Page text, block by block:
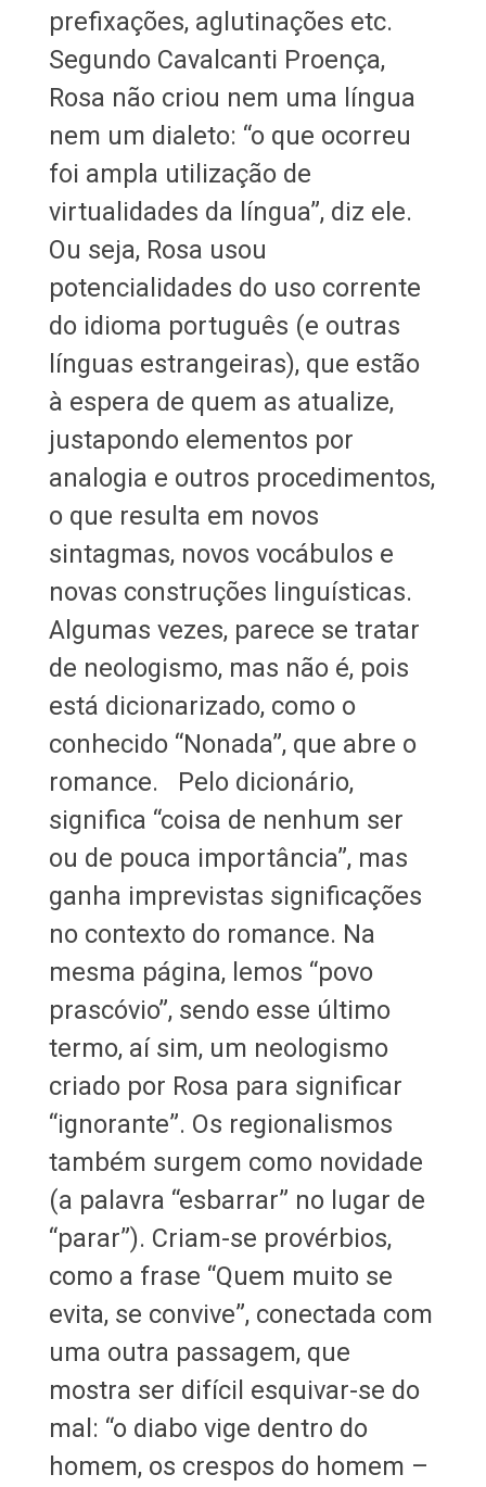
prefixações, aglutinações etc.
Segundo Cavalcanti Proença,
Rosa não criou nem uma língua
nem um dialeto: “o que ocorreu
foi ampla utilização de
virtualidades da língua”, diz ele.
Ou seja, Rosa usou
potencialidades do uso corrente
do idioma português (e outras
línguas estrangeiras), que estão
à espera de quem as atualize,
justapondo elementos por
analogia e outros procedimentos,
o que resulta em novos
sintagmas, novos vocábulos e
novas construções linguísticas.
Algumas vezes, parece se tratar
de neologismo, mas não é, pois
está dicionarizado, como o
conhecido “Nonada”, que abre o
romance. Pelo dicionário,
significa “coisa de nenhum ser
ou de pouca importância”, mas
ganha imprevistas significações
no contexto do romance. Na
mesma página, lemos “povo
prascóvio”, sendo esse último
termo, aí sim, um neologismo
criado por Rosa para significar
“ignorante”. Os regionalismos
também surgem como novidade
(a palavra “esbarrar” no lugar de
“parar”). Criam-se provérbios,
como a frase “Quem muito se
evita, se convive”, conectada com
uma outra passagem, que
mostra ser difícil esquivar-se do
mal: “o diabo vige dentro do
homem, os crespos do homem –